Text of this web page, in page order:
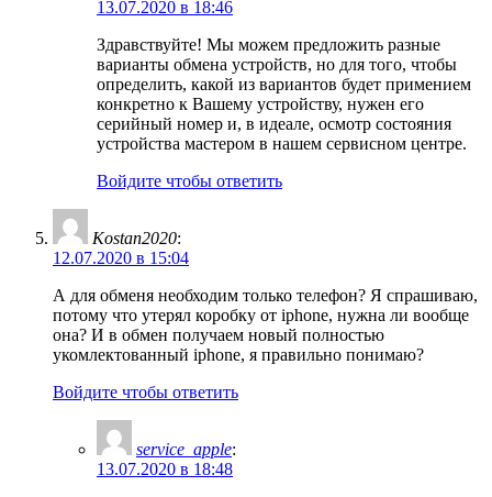
13.07.2020 в 18:46
Здравствуйте! Мы можем предложить разные
варианты обмена устройств, но для того, чтобы
определить, какой из вариантов будет примением
конкретно к Вашему устройству, нужен его
серийный номер и, в идеале, осмотр состояния
устройства мастером в нашем сервисном центре.
Войдите чтобы ответить
Kostan2020:
12.07.2020 в 15:04
А для обменя необходим только телефон? Я спрашиваю,
потому что утерял коробку от iphone, нужна ли вообще
она? И в обмен получаем новый полностью
укомлектованный iphone, я правильно понимаю?
Войдите чтобы ответить
service_apple:
13.07.2020 в 18:48